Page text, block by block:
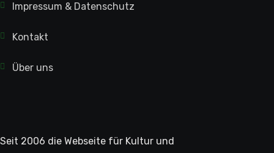
Impressum & Datenschutz
Kontakt
Über uns
Seit 2006 die Webseite für Kultur und